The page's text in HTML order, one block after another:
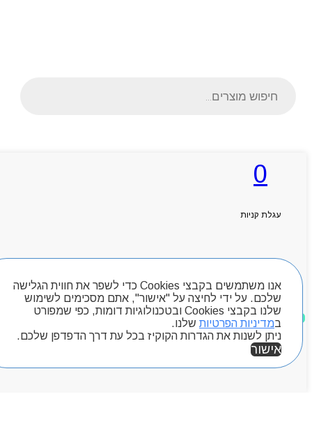
אנו משתמשים בקבצי Cookies כדי לשפר את חווית הגלישה
שלכם. על ידי לחיצה על "אישור", אתם מסכימים לשימוש
שלנו בקבצי Cookies ובטכנולוגיות דומות, כפי שמפורט
במדיניות הפרטיות שלנו.
ניתן לשנות את הגדרות הקוקיז בכל עת דרך הדפדפן שלכם.
אישור
0
עגלת קניות
חיפוש מוצרים
מוצרים שאהבתי
search
ראשי
אודותניו
יצירת קשר
Byou